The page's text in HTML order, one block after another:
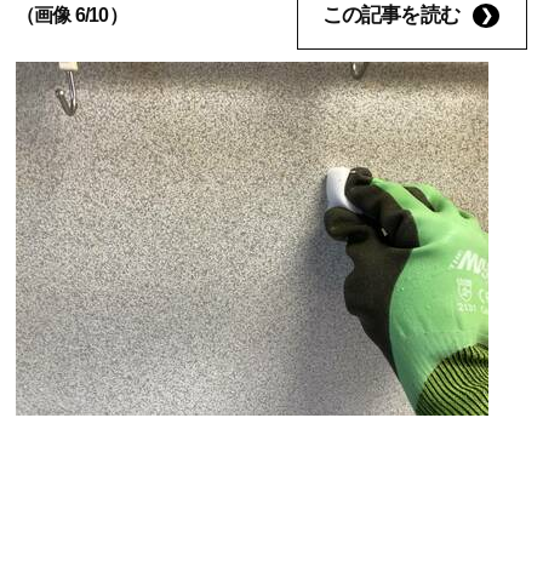
（画像 6/10） この記事を読む